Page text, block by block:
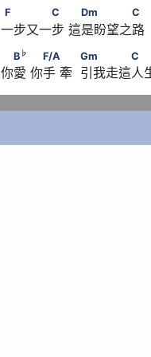
F　　　　C　      　Dm
F C Dm C
一步又一步 這是盼望之路
B ♭ F/A　      　
B ♭ F/A Gm C
你愛 你手 牽  引我走這人